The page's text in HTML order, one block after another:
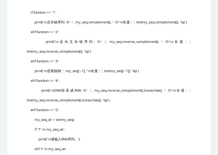
if function == '1':
print('\n互补链序列: 3\' -', my_seq.complement(), '- 5\'\n长度： ', len(my_seq.complement()), 'bp')
elif function == '2':
print('\n 反向互补链序列 : 5\' -', my_seq.reverse_complement(), '- 3\'\n 长度：',
len(my_seq.reverse_complement()), 'bp')
elif function == '3':
print('\n首尾颠倒: ', my_seq[::-1], '\n长度： ', len(my_seq[::-1]), 'bp')
elif function == '4':
print('\nDNA转录成 RNA: 5\' -', my_seq.reverse_complement().transcribe(), '- 3\'\n 长度：',
len(my_seq.reverse_complement().transcribe()), 'bp')
elif function == '5':
my_seq_str = str(my_seq)
if 'T' in my_seq_str:
print('\n请输入RNA序列。 ')
elif 't' in my_seq_str: